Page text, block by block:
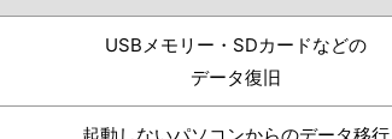
USBメモリー・SDカードなどの
データ復旧